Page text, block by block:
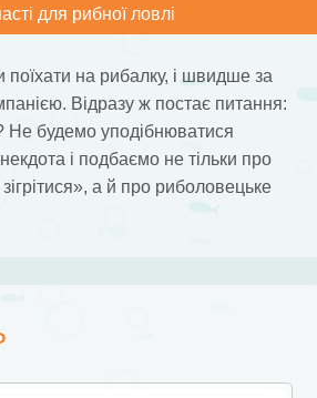
для рибної ловлі
на рибалку, і швидше за
Відразу ж постає питання:
Не будемо уподібнюватися
і подбаємо не тільки про
а й про риболовецьке